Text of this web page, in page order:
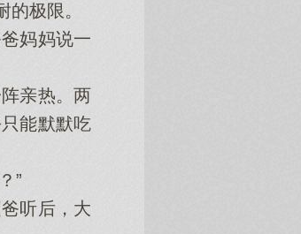
极限。
妈妈说一
亲热。两
能默默吃
”
听后，大